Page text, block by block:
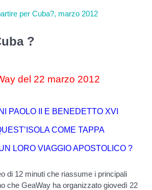
?
del 22 marzo 2012
PAOLO II E BENEDETTO XVI
COME TAPPA
LORO VIAGGIO APOSTOLICO ?
di 12 minuti che riassume i principali
che GeaWay ha organizzato giovedì 22